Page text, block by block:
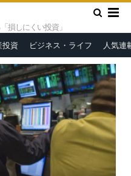
損しにくい投資」
投資 ビジネス・ライフ 人気連
書」の目的と国内マスコミが報